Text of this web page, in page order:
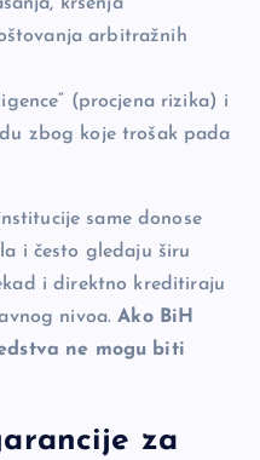
kršenja
arbitražnih
(procjena rizika) i
zbog koje trošak pada
same donose
i često gledaju širu
i direktno kreditiraju
nivoa.Ako BiH
ne mogu biti
za